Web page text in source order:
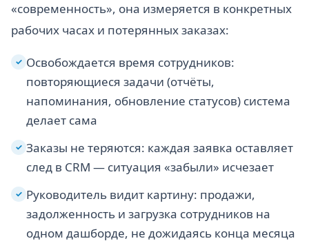
«современность», она измеряется в конкретных
рабочих часах и потерянных заказах:
✓ Освобождается время сотрудников:
повторяющиеся задачи (отчёты,
напоминания, обновление статусов) система
делает сама
✓ Заказы не теряются: каждая заявка оставляет
след в CRM — ситуация «забыли» исчезает
✓ Руководитель видит картину: продажи,
задолженность и загрузка сотрудников на
одном дашборде, не дожидаясь конца месяца